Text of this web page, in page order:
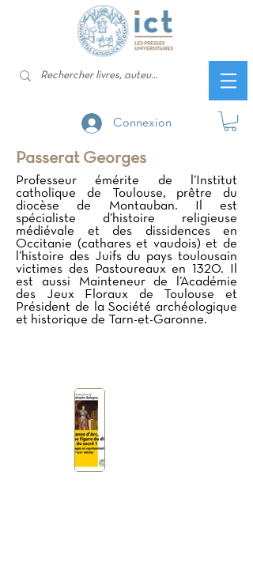
Connexion
Passerat Georges
Professeur émérite de l’Institut
catholique de Toulouse, prêtre du
diocèse de Montauban. Il est
spécialiste d’histoire religieuse
médiévale et des dissidences en
Occitanie (cathares et vaudois) et de
l’histoire des Juifs du pays toulousain
victimes des Pastoureaux en 1320. Il
est aussi Mainteneur de l’Académie
des Jeux Floraux de Toulouse et
Président de la Société archéologique
et historique de Tarn-et-Garonne.